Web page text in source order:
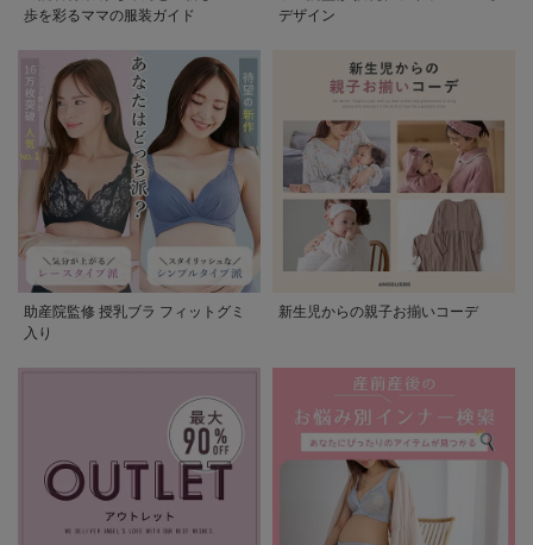
歩を彩るママの服装ガイド
デザイン
助産院監修 授乳ブラ フィットグミ
入り
新生児からの親子お揃いコーデ